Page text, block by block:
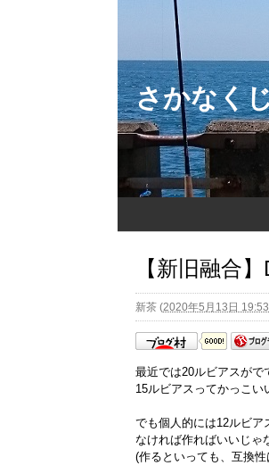
さかなく
【新旧融合
新茶 (2020年5月13日 19:53
最近では20ルビアスがで
15ルビアスってかっこい
でも個人的には12ルビア
なければ作ればいいじゃ
(作るといっても、互換